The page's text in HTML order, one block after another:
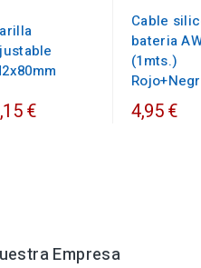
€
Cable
bateria
(1mts.)
4,95 €
Empresa